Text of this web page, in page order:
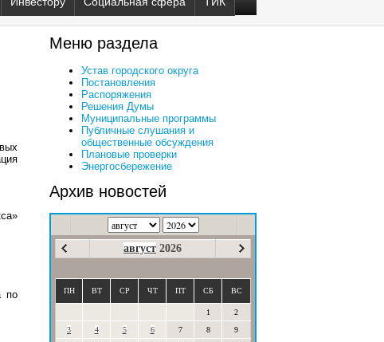
по
Меню раздела
Устав городского округа
Постановления
Распоряжения
Решения Думы
Муниципальные программы
Публичные слушания и
общественные обсуждения
Плановые проверки
Энергосбережение
Архив новостей
август 2026
ПН ВТ СР ЧТ ПТ СБ ВС
1
2
3
4 5 6 7 8
9